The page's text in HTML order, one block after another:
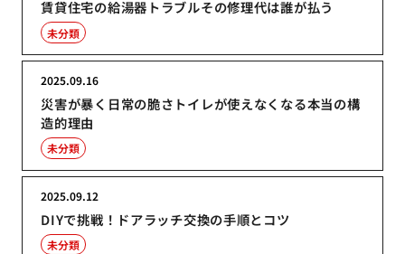
賃貸住宅の給湯器トラブルその修理代は誰が払う
未分類
災害が暴く日常の脆さトイレが使えなくなる本当の構
造的理由
2025.09.16
未分類
DIYで挑戦！ドアラッチ交換の手順とコツ
2025.09.12
未分類